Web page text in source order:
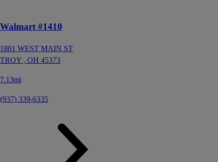
Walmart #1410
1801 WEST MAIN ST
TROY , OH 45373
7.13mi
(937) 339-6335